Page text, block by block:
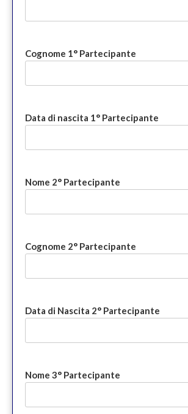
Cognome 1° Partecipante
Data di nascita 1° Partecipante
Nome 2° Partecipante
Cognome 2° Partecipante
Data di Nascita 2° Partecipante
Nome 3° Partecipante